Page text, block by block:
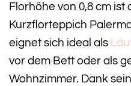
Florhöhe von 0,8 cm ist
Kurzflorteppich
eignet sich ideal als
vor dem Bett oder als
Wohnzimmer. Dank